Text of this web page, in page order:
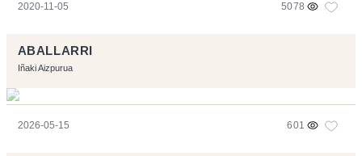
2020-11-05 5078
ABALLARRI
Iñaki Aizpurua
2026-05-15 601